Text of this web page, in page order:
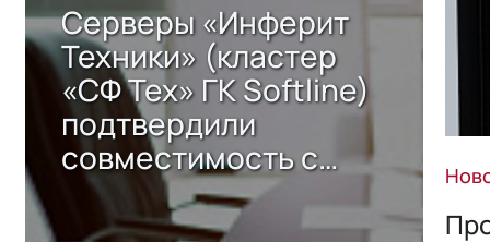
Серверы «Инферит
Техники» (кластер
«СФ Тех» ГК Softline)
подтвердили
совместимость с
решением Sharx
Storage 2.x для